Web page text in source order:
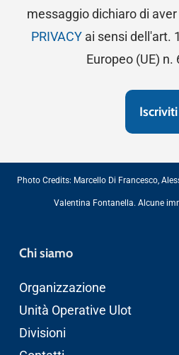
messaggio dichiaro di
PRIVACYai sensi dell'art.
Europeo (UE)
Photo Credits: Marcello Di Francesco,
Valentina Fontanella. Alcune
Chi siamo
Organizzazione
Unità Operative Ulot
Divisioni